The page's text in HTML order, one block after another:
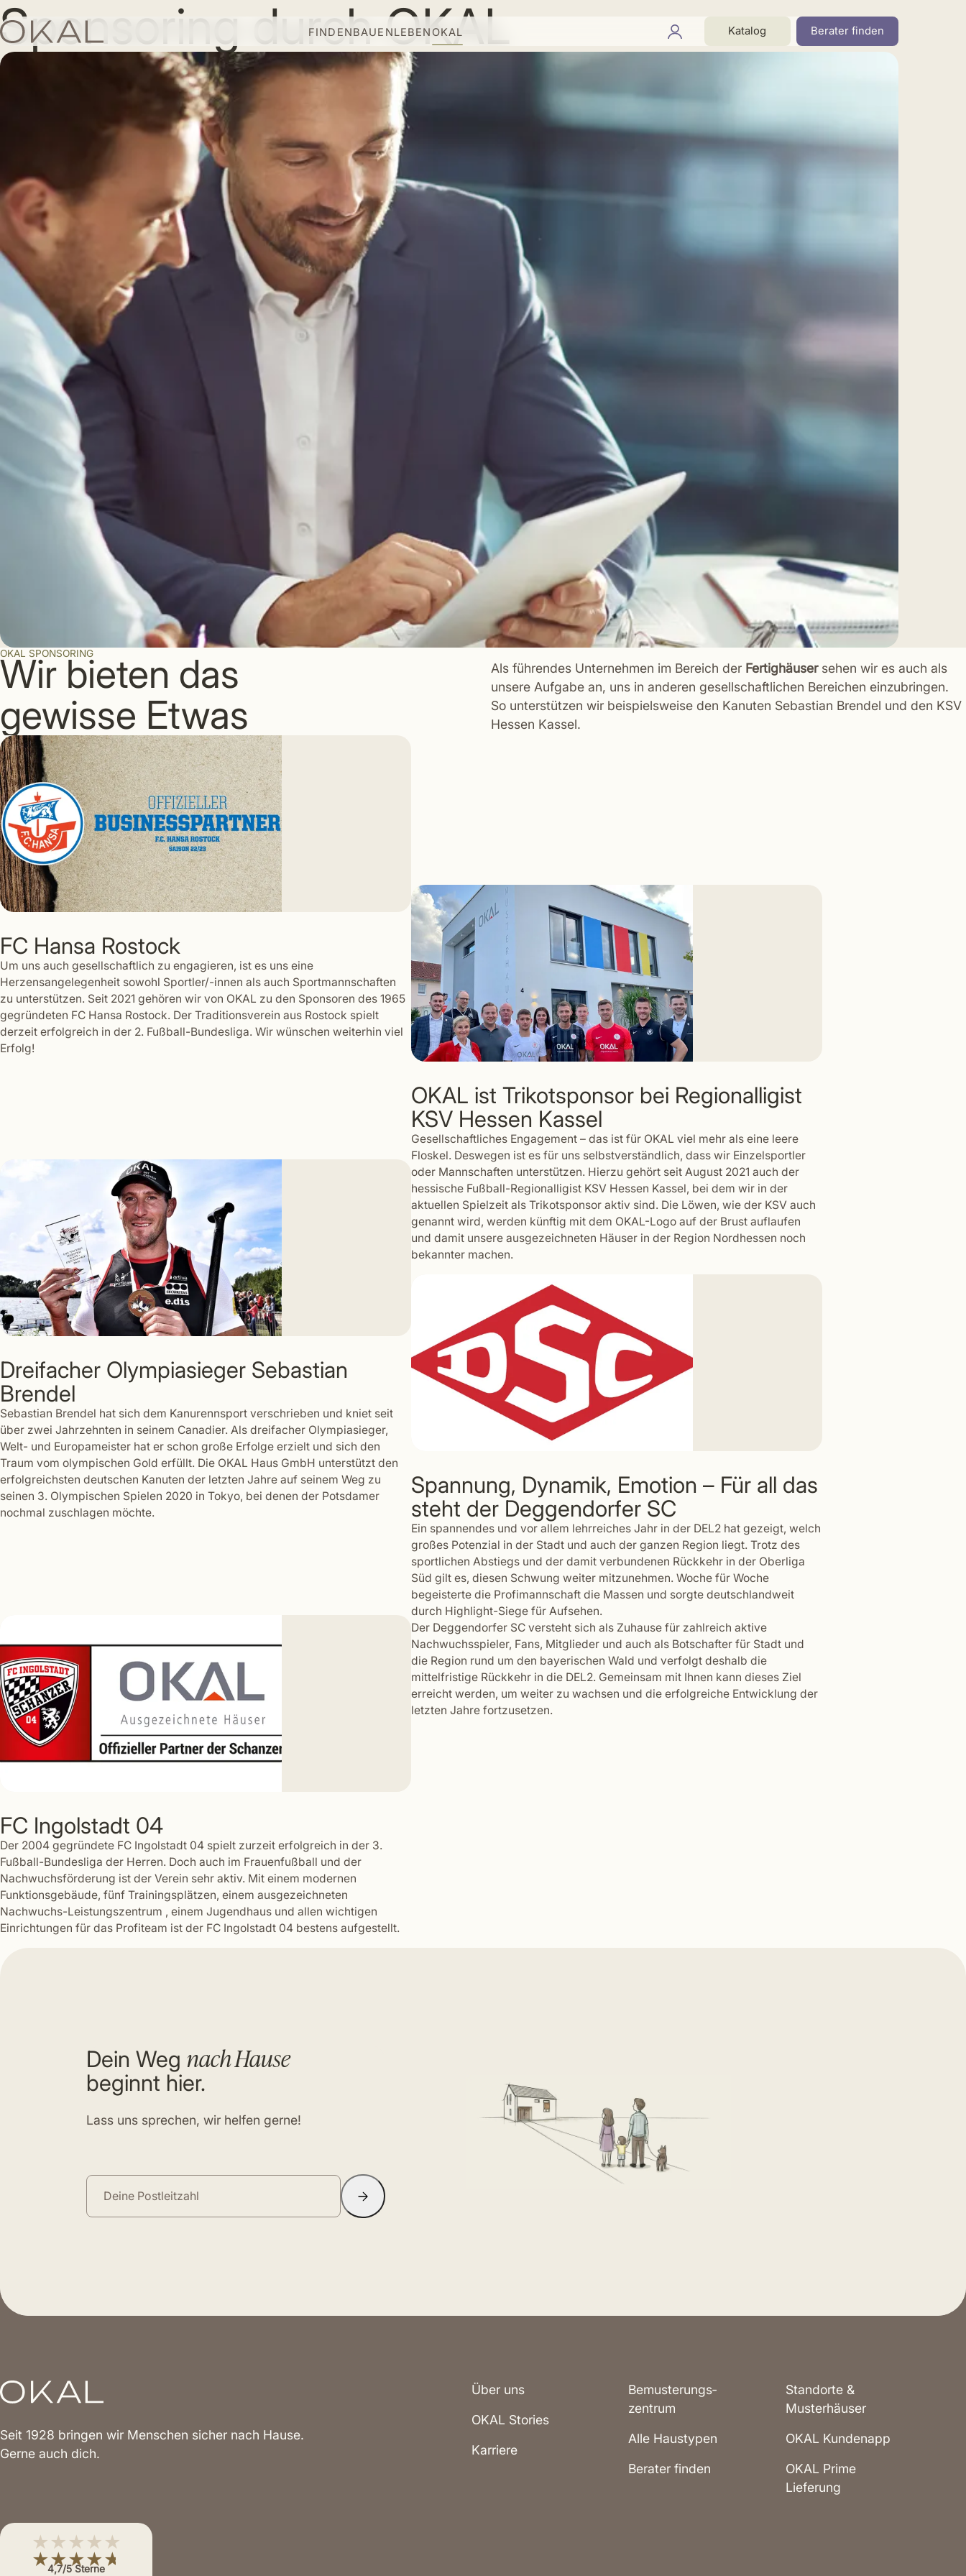
FINDENBAUENLEBEN OKAL Katalog Berater finden
Sponsoring durch OKAL
OKAL SPONSORING
Wir bieten das
gewisse Etwas
Als führendes Unternehmen im Bereich der Fertighäusersehen wir es auch als
unsere Aufgabe an, uns in anderen gesellschaftlichen Bereichen einzubringen.
So unterstützen wir beispielsweise den Kanuten Sebastian Brendel und den KSV
Hessen Kassel.
FC Hansa Rostock
Um uns auch gesellschaftlich zu engagieren, ist es uns eine
Herzensangelegenheit sowohl Sportler/-innen als auch Sportmannschaften
zu unterstützen. Seit 2021 gehören wir von OKAL zu den Sponsoren des 1965
gegründeten FC Hansa Rostock. Der Traditionsverein aus Rostock spielt
derzeit erfolgreich in der 2. Fußball-Bundesliga. Wir wünschen weiterhin viel
Erfolg!
OKAL ist Trikotsponsor bei Regionalligist
KSV Hessen Kassel
Gesellschaftliches Engagement – das ist für OKAL viel mehr als eine leere
Floskel. Deswegen ist es für uns selbstverständlich, dass wir Einzelsportler
oder Mannschaften unterstützen. Hierzu gehört seit August 2021 auch der
hessische Fußball-Regionalligist KSV Hessen Kassel, bei dem wir in der
aktuellen Spielzeit als Trikotsponsor aktiv sind. Die Löwen, wie der KSV auch
genannt wird, werden künftig mit dem OKAL-Logo auf der Brust auflaufen
und damit unsere ausgezeichneten Häuser in der Region Nordhessen noch
bekannter machen.
Dreifacher Olympiasieger Sebastian
Brendel
Sebastian Brendel hat sich dem Kanurennsport verschrieben und kniet seit
über zwei Jahrzehnten in seinem Canadier. Als dreifacher Olympiasieger,
Welt- und Europameister hat er schon große Erfolge erzielt und sich den
Traum vom olympischen Gold erfüllt. Die OKAL Haus GmbH unterstützt den
erfolgreichsten deutschen Kanuten der letzten Jahre auf seinem Weg zu
seinen 3. Olympischen Spielen 2020 in Tokyo, bei denen der Potsdamer
nochmal zuschlagen möchte.
Spannung, Dynamik, Emotion – Für all das
steht der Deggendorfer SC
Ein spannendes und vor allem lehrreiches Jahr in der DEL2 hat gezeigt, welch
großes Potenzial in der Stadt und auch der ganzen Region liegt. Trotz des
sportlichen Abstiegs und der damit verbundenen Rückkehr in der Oberliga
Süd gilt es, diesen Schwung weiter mitzunehmen. Woche für Woche
begeisterte die Profimannschaft die Massen und sorgte deutschlandweit
durch Highlight-Siege für Aufsehen.
Der Deggendorfer SC versteht sich als Zuhause für zahlreich aktive
Nachwuchsspieler, Fans, Mitglieder und auch als Botschafter für Stadt und
die Region rund um den bayerischen Wald und verfolgt deshalb die
mittelfristige Rückkehr in die DEL2. Gemeinsam mit Ihnen kann dieses Ziel
erreicht werden, um weiter zu wachsen und die erfolgreiche Entwicklung der
letzten Jahre fortzusetzen.
FC Ingolstadt 04
Der 2004 gegründete FC Ingolstadt 04 spielt zurzeit erfolgreich in der 3.
Fußball-Bundesliga der Herren. Doch auch im Frauenfußball und der
Nachwuchsförderung ist der Verein sehr aktiv. Mit einem modernen
Funktionsgebäude, fünf Trainingsplätzen, einem ausgezeichneten
Nachwuchs-Leistungszentrum , einem Jugendhaus und allen wichtigen
Einrichtungen für das Profiteam ist der FC Ingolstadt 04 bestens aufgestellt.
Dein Weg nach Hause
beginnt hier.
Lass uns sprechen, wir helfen gerne!
Seit 1928 bringen wir Menschen sicher nach Hause.
Gerne auch dich.
★★★★★
★★★★★
4,7/5 Sterne
Über uns
OKAL Stories
Karriere
Bemusterungs­
zentrum
Alle Haustypen
Berater finden
Standorte &
Musterhäuser
OKAL Kundenapp
OKAL Prime
Lieferung